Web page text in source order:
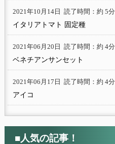
2021年10月14日 読了時間：約 5分
イタリアトマト 固定種
2021年06月20日 読了時間：約 4分
ベネチアンサンセット
2021年06月17日 読了時間：約 4分
アイコ
■人気の記事！